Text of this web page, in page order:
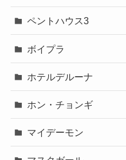
ペントハウス3
ボイプラ
ホテルデルーナ
ホン・チョンギ
マイデーモン